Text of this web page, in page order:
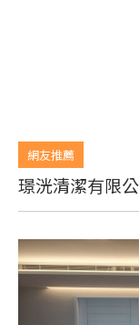
網友推薦
璟洸清潔有限